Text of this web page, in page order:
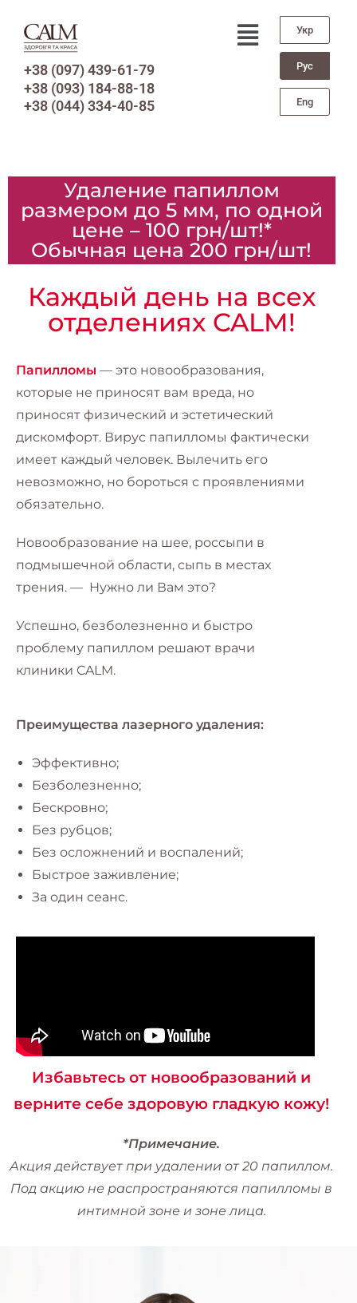
Укр
Рус
Eng
+38 (097) 439-61-79
+38 (093) 184-88-18
+38 (044) 334-40-85
Удаление папиллом
размером до 5 мм, по одной
цене – 100 грн/шт!*
Обычная цена 200 грн/шт!
Каждый день на всех
отделениях CALM!
Папилломы — это новообразования,
которые не приносят вам вреда, но
приносят физический и эстетический
дискомфорт. Вирус папилломы фактически
имеет каждый человек. Вылечить его
невозможно, но бороться с проявлениями
обязательно.
Новообразование на шее, россыпи в
подмышечной области, сыпь в местах
трения. — Нужно ли Вам это?
Успешно, безболезненно и быстро
проблему папиллом решают врачи
клиники CALM.
Преимущества лазерного удаления:
Эффективно;
Безболезненно;
Бескровно;
Без рубцов;
Без осложнений и воспалений;
Быстрое заживление;
За один сеанс.
Избавьтесь от новообразований и
верните себе здоровую гладкую кожу!
*Примечание.
Акция действует при удалении от 20 папиллом.
Под акцию не распространяются папилломы в
интимной зоне и зоне лица.